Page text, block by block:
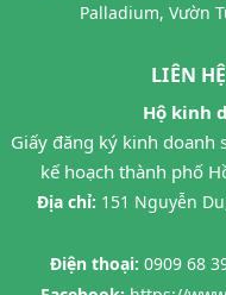
Palladium, Vườn
LIÊN
Hộ kinh
Giấy đăng ký kinh doanh
kế hoạch thành phố
Địa chỉ: 151 Nguyễn
Điện thoại: 0909 68